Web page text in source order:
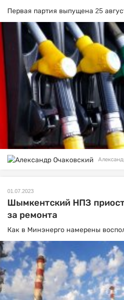
Первая партия выпущена 25
01.07.2023
Шымкентский НПЗ
за ремонта
Как в Минэнерго намерены